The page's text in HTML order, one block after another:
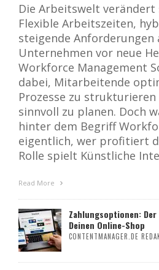
Die Arbeitswelt verändert
Flexible Arbeitszeiten,
steigende Anforderungen
Unternehmen vor neue
Workforce Management
dabei, Mitarbeitende
Prozesse zu strukturieren
sinnvoll zu planen. Doch
hinter dem Begriff
eigentlich, wer profitiert
Rolle spielt Künstliche
Read More
Zahlungsoptionen:
Deinen Online-Shop
CONTENTMANAGER.DE